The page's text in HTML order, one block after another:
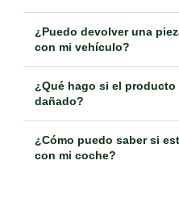
¿Puedo devolver una
con mi vehículo?
¿Qué hago si el
dañado?
¿Cómo puedo saber si
con mi coche?